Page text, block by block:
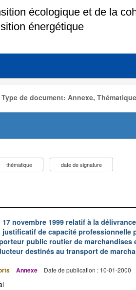
de document: Annexe,
thématique
date de signature
17 novembre 1999 relatif à la
de capacité professionnelle
public routier de marchandises
destinés au transport de
Annexe Date de publication : 10-01-2000